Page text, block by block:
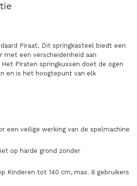
Piraat. Dit springkasteel biedt een
met een verscheidenheid aan
Piraten springkussen doet de ogen
en is het hoogtepunt van elk
een veilige werking van de spelmachine
op harde grond zonder
Kinderen tot 140 cm, max. 8 gebruikers